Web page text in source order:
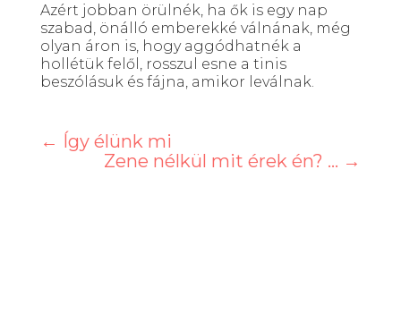
Azért jobban örülnék, ha ők is egy nap
szabad, önálló emberekké válnának, még
olyan áron is, hogy aggódhatnék a
hollétük felől, rosszul esne a tinis
beszólásuk és fájna, amikor leválnak.
← Így élünk mi
Zene nélkül mit érek én? ... →